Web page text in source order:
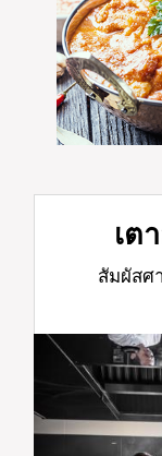
เต
สัมผัสศ